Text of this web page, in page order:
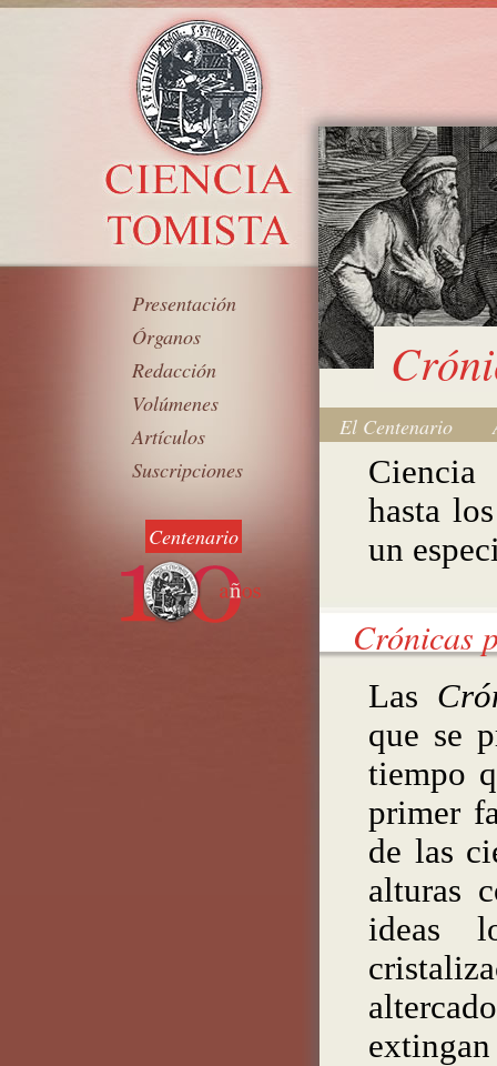
Presentación
Órganos
Redacción
Volúmenes
Artículos
Suscripciones
Centenario
El Centenario
Ciencia
hasta
un
Crónicas
Las
que se
tiempo
primer
de las
alturas
ideas
extingan